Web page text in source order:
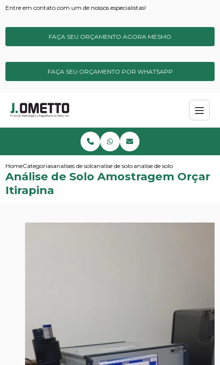
Entre em contato com um de nossos especialistas!
FAÇA SEU ORÇAMENTO AGORA MESMO
FAÇA SEU ORÇAMENTO POR WHATSAPP
HomeCategoriasanalises de solos e sedimentos
analise de solo completaanalise de solo amostragem
Análise de Solo Amostragem Orçar
Itirapina